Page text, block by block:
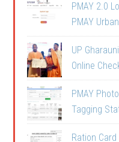
PMAY 2.0
PMAY
UP
Online
PMAY
Tagging
Ration